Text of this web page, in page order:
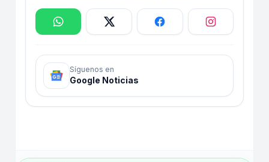
Síguenos en
Google Noticias